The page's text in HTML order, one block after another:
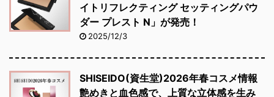
イトリフレクティング セッティングパウ
ダー プレスト N」が発売！
2025/12/3
SHISEIDO(資生堂)2026年春コスメ情報
艶めきと血色感で、上質な立体感を生み